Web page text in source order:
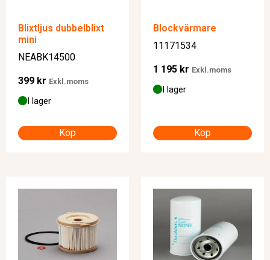
Blixtljus dubbelblixt
mini
NEABK14500
399 kr Exkl.moms
I lager
Köp
Blockvärmare
11171534
1 195 kr Exkl.moms
I lager
Köp